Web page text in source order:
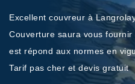
Excellent couvreur à
Couverture saura vous
est répond aux normes en
Tarif pas cher et devis gratuit